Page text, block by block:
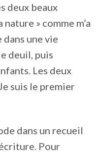
deux beaux
» comme m’a
une vie
deuil, puis
Les deux
suis le premier
dans un recueil
Pour